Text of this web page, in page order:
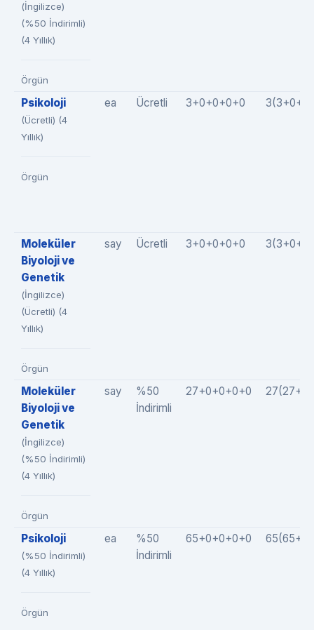
(İngilizce)
(%50 İndirimli)
(4 Yıllık)
Örgün
Psikoloji
(Ücretli) (4
Yıllık)
Örgün
ea Ücretli 3+0+0+0+0
Moleküler
Biyoloji ve
Genetik
(İngilizce)
(Ücretli) (4
Yıllık)
Örgün
say Ücretli 3+0+0+0+0
Moleküler
Biyoloji ve
Genetik
(İngilizce)
(%50 İndirimli)
(4 Yıllık)
Örgün
say
%50
İndirimli
27+0+0+0+0
Psikoloji
(%50 İndirimli)
(4 Yıllık)
Örgün
ea
%50
İndirimli
65+0+0+0+0